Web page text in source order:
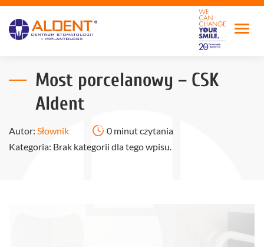
Most porcelanowy – CSK
Aldent
Autor: Słownik
0 minut czytania
Kategoria: Brak kategorii dla tego wpisu.